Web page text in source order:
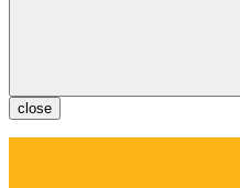
close